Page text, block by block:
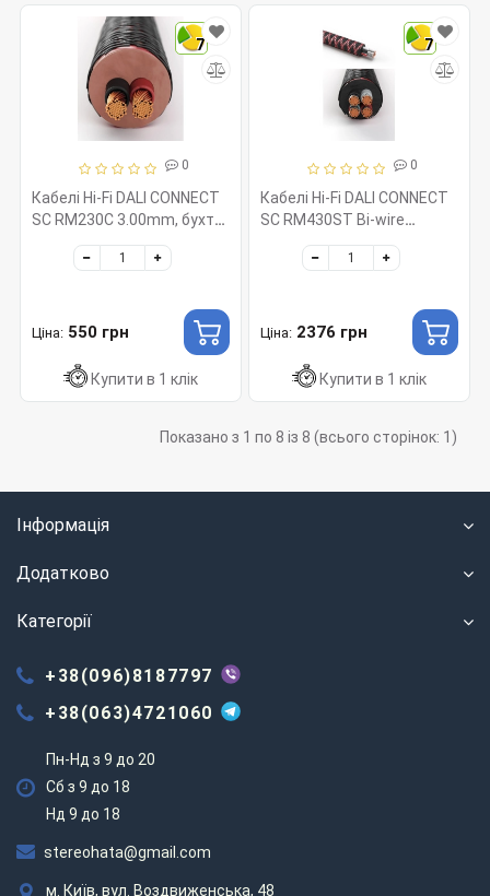
7
0
Кабелі Hi-Fi DALI CONNECT
SC RM230С 3.00mm, бухта
Ціна: 550 грн
Купити в 1 клік
7
0
Кабелі Hi-Fi DALI CONNECT
SC RM430ST Bi-wire
3.00mm, бухта 40м
Ціна: 2376 грн
Купити в 1 клік
Показано з 1 по 8 із 8 (всього сторінок: 1)
Інформація
Додатково
Категорії
+38(096)8187797
+38(063)4721060
Пн-Нд з 9 до 20
Сб з 9 до 18
Нд 9 до 18
stereohata@gmail.com
м. Київ, вул. Воздвиженська, 48